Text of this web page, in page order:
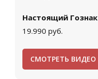
Настоящий Гознак
19.990 руб.
СМОТРЕТЬ ВИДЕО